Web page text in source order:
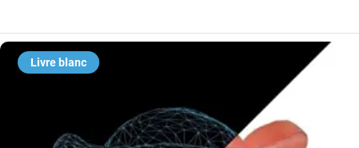
Livre blanc